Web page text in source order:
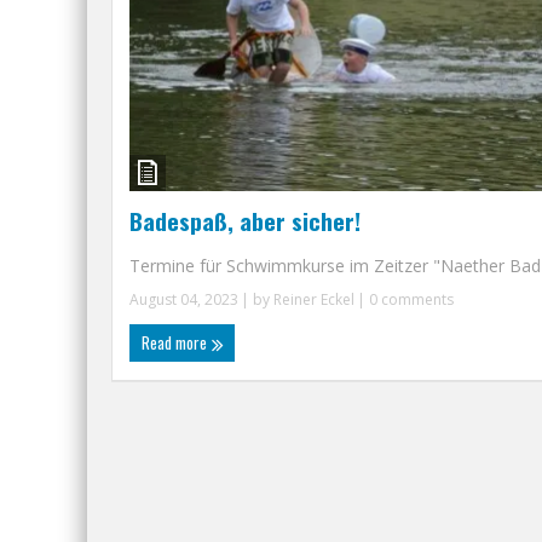
Badespaß, aber sicher!
Termine für Schwimmkurse im Zeitzer "Naether
August 04, 2023 | by Reiner Eckel | 0 comments
Read more